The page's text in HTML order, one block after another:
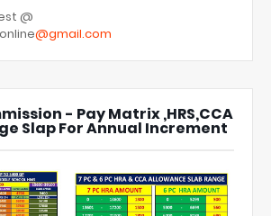
@
@gmail.com
- Pay Matrix ,HRS,CCA
Slap For Annual Increment